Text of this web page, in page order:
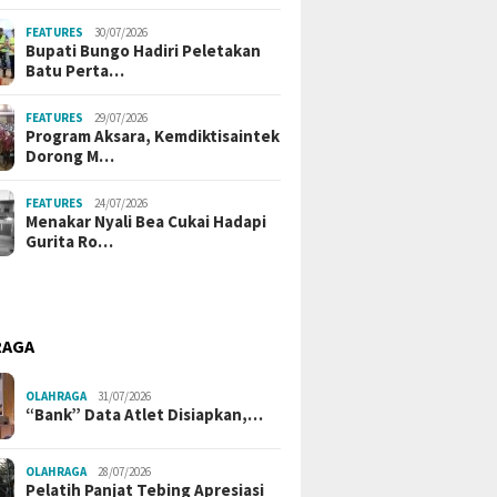
FEATURES 30/07/2026
Bupati Bungo Hadiri Peletakan
Batu Perta…
FEATURES 29/07/2026
Program Aksara, Kemdiktisaintek
Dorong M…
FEATURES 24/07/2026
Menakar Nyali Bea Cukai Hadapi
Gurita Ro…
OLAHRAGA 31/07/2026
“Bank” Data Atlet Disiapkan,…
OLAHRAGA 28/07/2026
Pelatih Panjat Tebing Apresiasi